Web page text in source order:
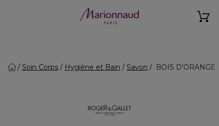
Soin Corps Hygiène et Bain Savon BOIS D'ORANGE